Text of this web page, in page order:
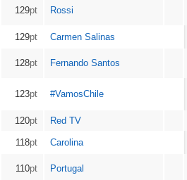
129pt Rossi
129pt Carmen Salinas
128pt Fernando Santos
123pt #VamosChile
120pt Red TV
118pt Carolina
110pt Portugal